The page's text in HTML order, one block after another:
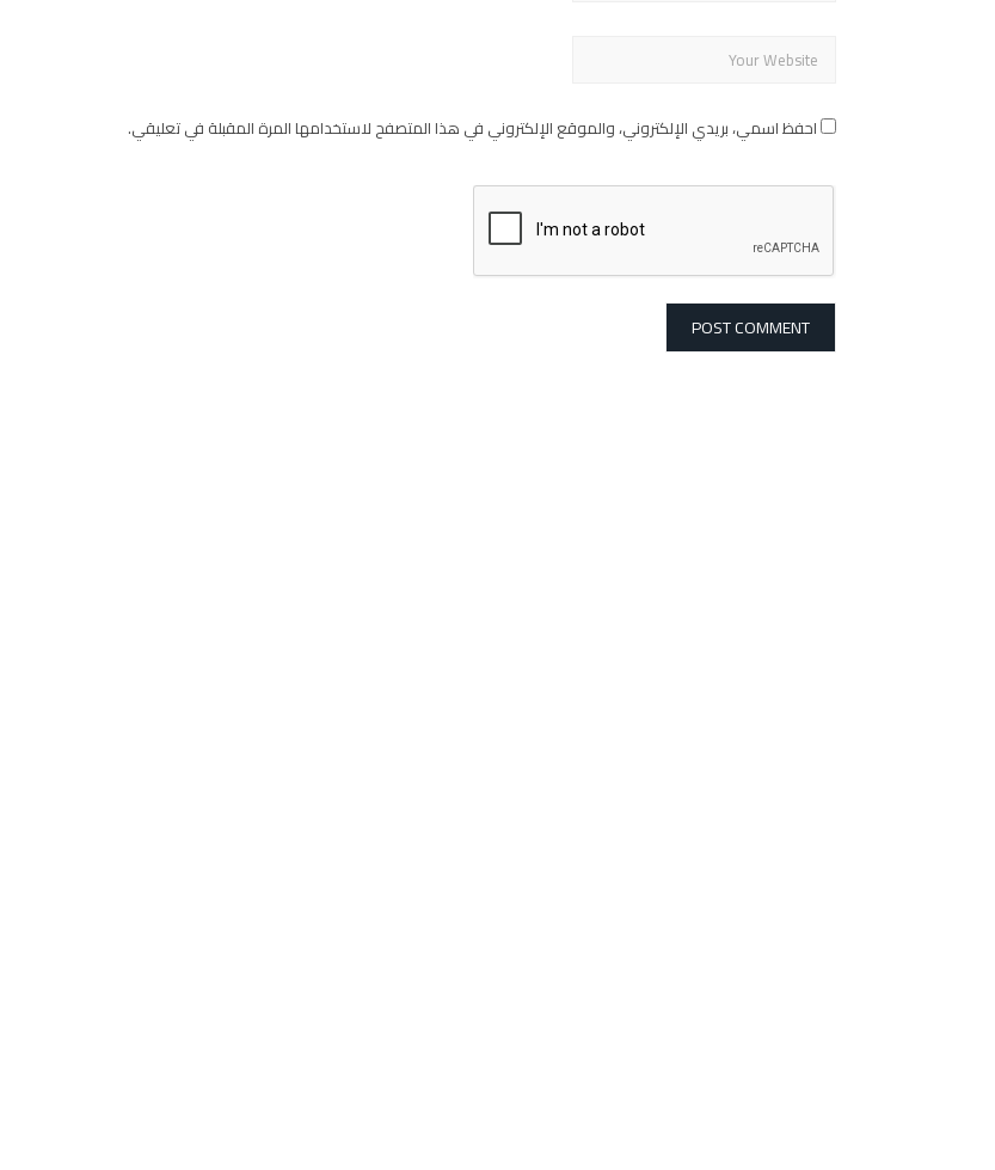
احفظ اسمي، بريدي الإلكتروني، والموقع الإلكتروني في هذا المتصفح لاستخدامها المرة المقبلة في تعليقي.